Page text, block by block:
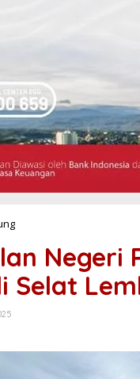
n
g
a
d
n
Negeri
Selat